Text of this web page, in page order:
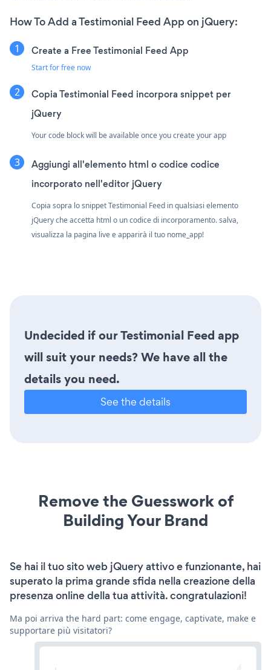
How To Add a Testimonial Feed App on jQuery:
Create a Free Testimonial Feed App
Start for free now
Copia Testimonial Feed incorpora snippet per
jQuery
Your code block will be available once you create your app
Aggiungi all'elemento html o codice codice
incorporato nell'editor jQuery
Copia sopra lo snippet Testimonial Feed in qualsiasi elemento
jQuery che accetta html o un codice di incorporamento. salva,
visualizza la pagina live e apparirà il tuo nome_app!
Undecided if our Testimonial Feed app
will suit your needs? We have all the
details you need.
See the details
Remove the Guesswork of
Building Your Brand
Se hai il tuo sito web jQuery attivo e funzionante, hai
superato la prima grande sfida nella creazione della
presenza online della tua attività. congratulazioni!
Ma poi arriva the hard part: come engage, captivate, make e
supportare più visitatori?